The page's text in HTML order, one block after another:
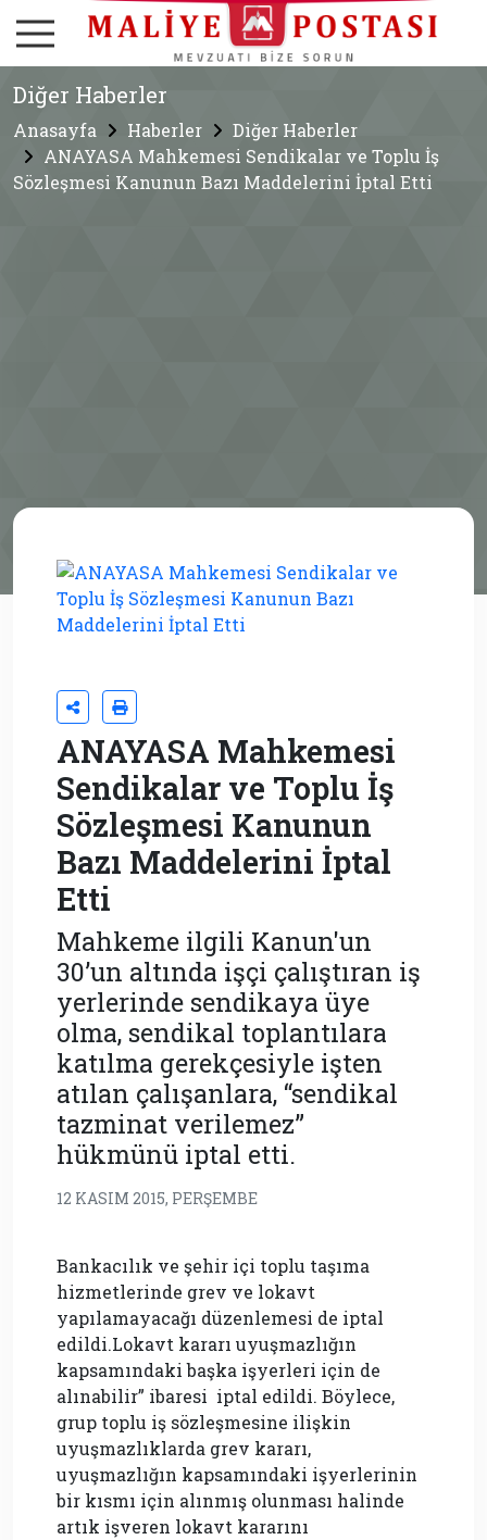
Diğer Haberler
Anasayfa Haberler
Diğer Haberler
ANAYASA Mahkemesi Sendikalar ve Toplu İş
Sözleşmesi Kanunun Bazı Maddelerini İptal Etti
ANAYASA Mahkemesi
Sendikalar ve Toplu İş
Sözleşmesi Kanunun
Bazı Maddelerini İptal
Etti
Mahkeme ilgili Kanun'un
30’un altında işçi çalıştıran iş
yerlerinde sendikaya üye
olma, sendikal toplantılara
katılma gerekçesiyle işten
atılan çalışanlara, “sendikal
tazminat verilemez”
hükmünü iptal etti.
12 KASIM 2015, PERŞEMBE
Bankacılık ve şehir içi toplu taşıma
hizmetlerinde grev ve lokavt
yapılamayacağı düzenlemesi de iptal
edildi.Lokavt kararı uyuşmazlığın
kapsamındaki başka işyerleri için de
alınabilir” ibaresi iptal edildi. Böylece,
grup toplu iş sözleşmesine ilişkin
uyuşmazlıklarda grev kararı,
uyuşmazlığın kapsamındaki işyerlerinin
bir kısmı için alınmış olunması halinde
artık işveren lokavt kararını